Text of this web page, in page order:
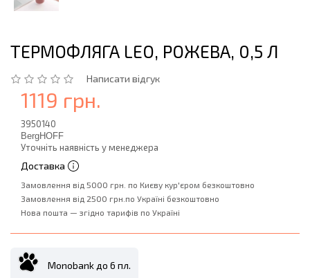
ТЕРМОФЛЯГА LEO, РОЖЕВА, 0,5 Л
Написати відгук
1119 грн.
3950140
BergHOFF
Уточніть наявність у менеджера
Доставка
Замовлення від 5000 грн. по Києву кур'єром безкоштовно
Замовлення від 2500 грн.по Україні безкоштовно
Нова пошта — згідно тарифів по Україні
Monobank до 6 пл.